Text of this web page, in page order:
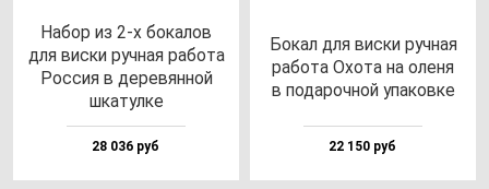
Набор из 2-х бо­ка­лов
для вис­ки руч­ная ра­бо­та
Рос­сия в де­ре­вян­ной
шка­тул­ке
28 036 руб
Бокал для вис­ки руч­ная
ра­бо­та Охо­та на оле­ня
в по­да­роч­ной упа­ков­ке
22 150 руб